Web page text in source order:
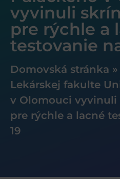
vyvinuli
pre rýchle a
testovanie
Domovská stránka »
Lekárskej fakulte
v Olomouci
pre rýchle a lacné
19